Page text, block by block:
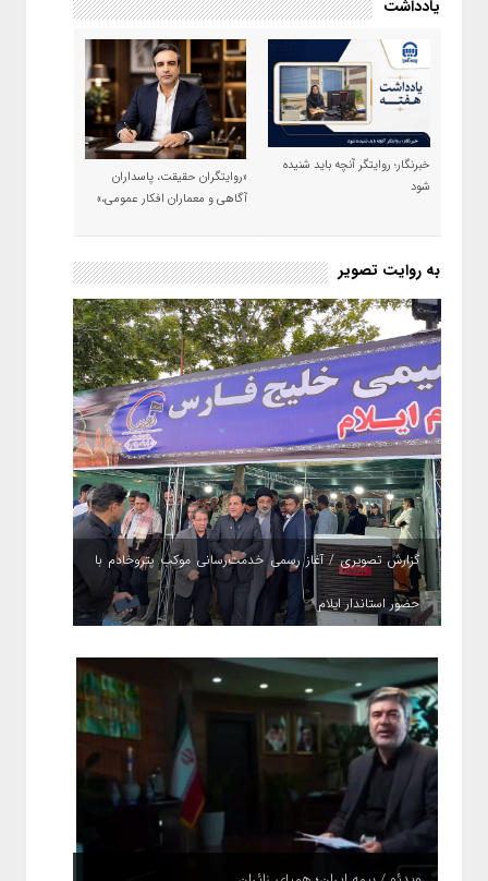
یادداشت
خبرنگار؛ روایتگر آنچه باید شنیده
شود
«روایتگران حقیقت، پاسداران
آگاهی و معماران افکار عمومی،»
به روایت تصویر
گزارش تصویری / آغاز رسمی خدمت‌رسانی موکب پتروخادم با
حضور استاندار ایلام